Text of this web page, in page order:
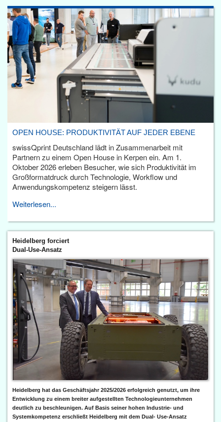
OPEN HOUSE: PRODUKTIVITÄT AUF JEDER EBENE
swissQprint Deutschland lädt in Zusammenarbeit mit
Partnern zu einem Open House in Kerpen ein. Am 1.
Oktober 2026 erleben Besucher, wie sich Produktivität im
Großformatdruck durch Technologie, Workflow und
Anwendungskompetenz steigern lässt.
Weiterlesen...
Heidelberg forciert
Dual-Use-Ansatz
Heidelberg hat das Geschäftsjahr 2025/2026 erfolgreich genutzt, um ihre
Entwicklung zu einem breiter aufgestellten Technologieunternehmen
deutlich zu beschleunigen. Auf Basis seiner hohen Industrie- und
Systemkompetenz erschließt Heidelberg mit dem Dual- Use-Ansatz